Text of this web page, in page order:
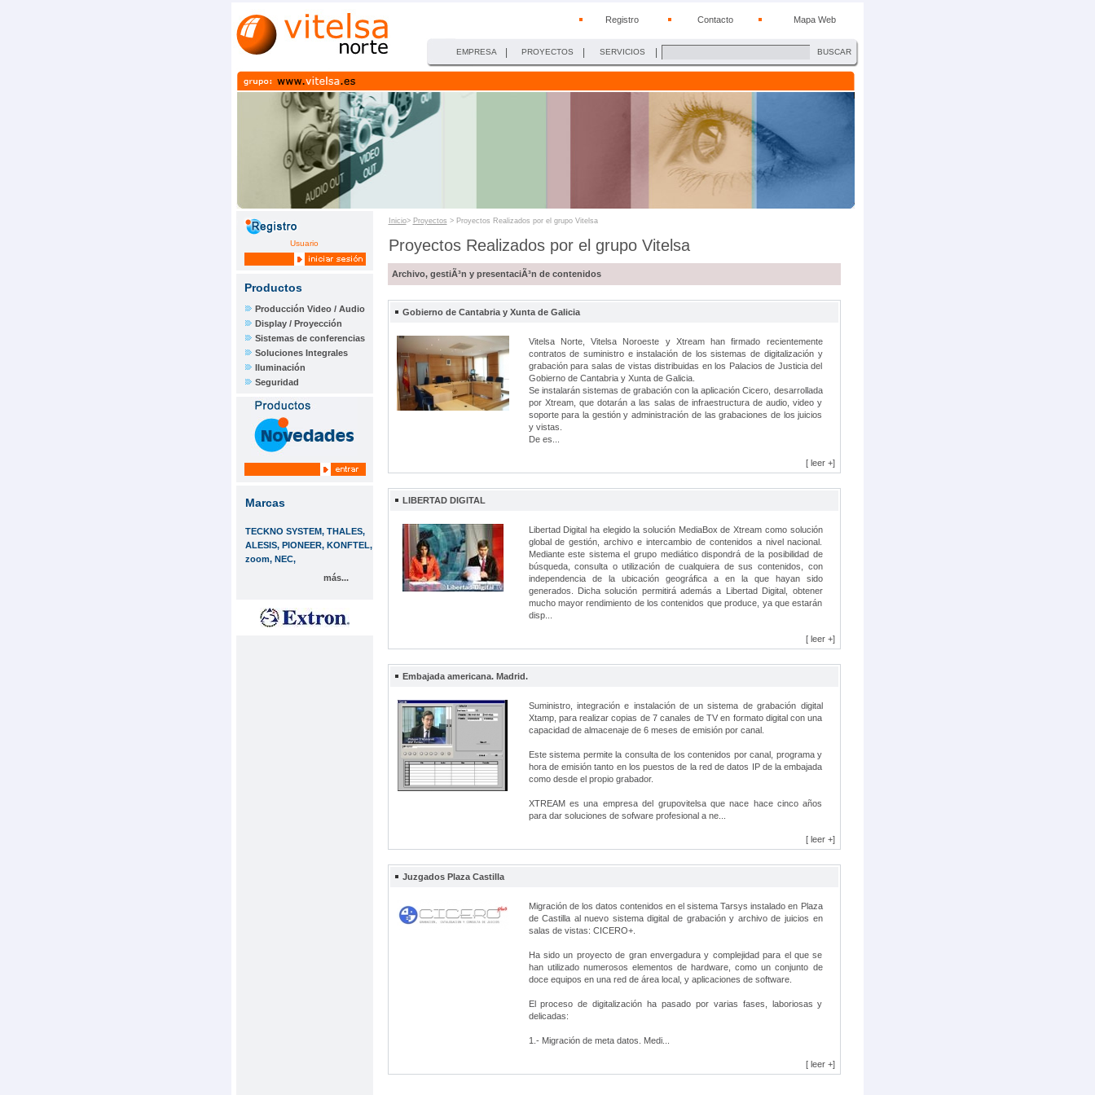
Registro Contacto Mapa Web
EMPRESA PROYECTOS SERVICIOS BUSCAR
Usuario
Productos
Producción Video / Audio
Display / Proyección
Sistemas de conferencias
Soluciones Integrales
Iluminación
Seguridad
Marcas
TECKNO SYSTEM, THALES,
ALESIS, PIONEER, KONFTEL,
zoom, NEC,
más...
Inicio> Proyectos > Proyectos Realizados por el grupo Vitelsa
Proyectos Realizados por el grupo Vitelsa
Archivo, gestiÃ³n y presentaciÃ³n de contenidos
Gobierno de Cantabria y Xunta de Galicia
Vitelsa Norte, Vitelsa Noroeste y Xtream han firmado recientemente
contratos de suministro e instalación de los sistemas de digitalización y
grabación para salas de vistas distribuidas en los Palacios de Justicia del
Gobierno de Cantabria y Xunta de Galicia.
Se instalarán sistemas de grabación con la aplicación Cicero, desarrollada
por Xtream, que dotarán a las salas de infraestructura de audio, video y
soporte para la gestión y administración de las grabaciones de los juicios
y vistas.
De es...
[ leer +]
LIBERTAD DIGITAL
Libertad Digital ha elegido la solución MediaBox de Xtream como solución
global de gestión, archivo e intercambio de contenidos a nivel nacional.
Mediante este sistema el grupo mediático dispondrá de la posibilidad de
búsqueda, consulta o utilización de cualquiera de sus contenidos, con
independencia de la ubicación geográfica a en la que hayan sido
generados. Dicha solución permitirá además a Libertad Digital, obtener
mucho mayor rendimiento de los contenidos que produce, ya que estarán
disp...
[ leer +]
Embajada americana. Madrid.
Suministro, integración e instalación de un sistema de grabación digital
Xtamp, para realizar copias de 7 canales de TV en formato digital con una
capacidad de almacenaje de 6 meses de emisión por canal.
Este sistema permite la consulta de los contenidos por canal, programa y
hora de emisión tanto en los puestos de la red de datos IP de la embajada
como desde el propio grabador.
XTREAM es una empresa del grupovitelsa que nace hace cinco años
para dar soluciones de sofware profesional a ne...
[ leer +]
Juzgados Plaza Castilla
Migración de los datos contenidos en el sistema Tarsys instalado en Plaza
de Castilla al nuevo sistema digital de grabación y archivo de juicios en
salas de vistas: CICERO+.
Ha sido un proyecto de gran envergadura y complejidad para el que se
han utilizado numerosos elementos de hardware, como un conjunto de
doce equipos en una red de área local, y aplicaciones de software.
El proceso de digitalización ha pasado por varias fases, laboriosas y
delicadas:
1.- Migración de meta datos. Medi...
[ leer +]